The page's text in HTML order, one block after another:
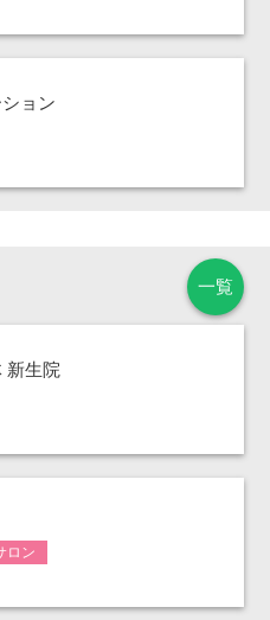
ョン
一覧
新生院
ロン